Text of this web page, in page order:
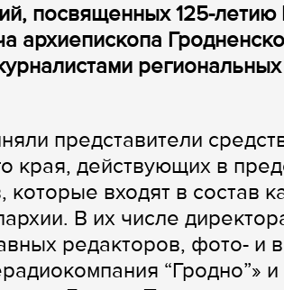
посвященных 125-летию
архиепископа
представители
края, действующих в
входят в состав
В их числе
редакторов, фото- и
“Гродно”» и